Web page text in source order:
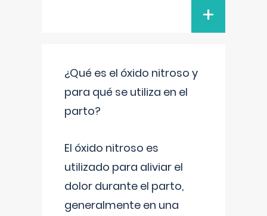
+
¿Qué es el óxido nitroso y
para qué se utiliza en el
parto?
El óxido nitroso es
utilizado para aliviar el
dolor durante el parto,
generalmente en una